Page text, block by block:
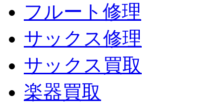
フルート修理
サックス修理
サックス買取
楽器買取